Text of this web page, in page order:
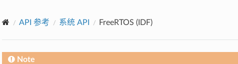
API 参考 系统 API FreeRTOS (IDF)
Note